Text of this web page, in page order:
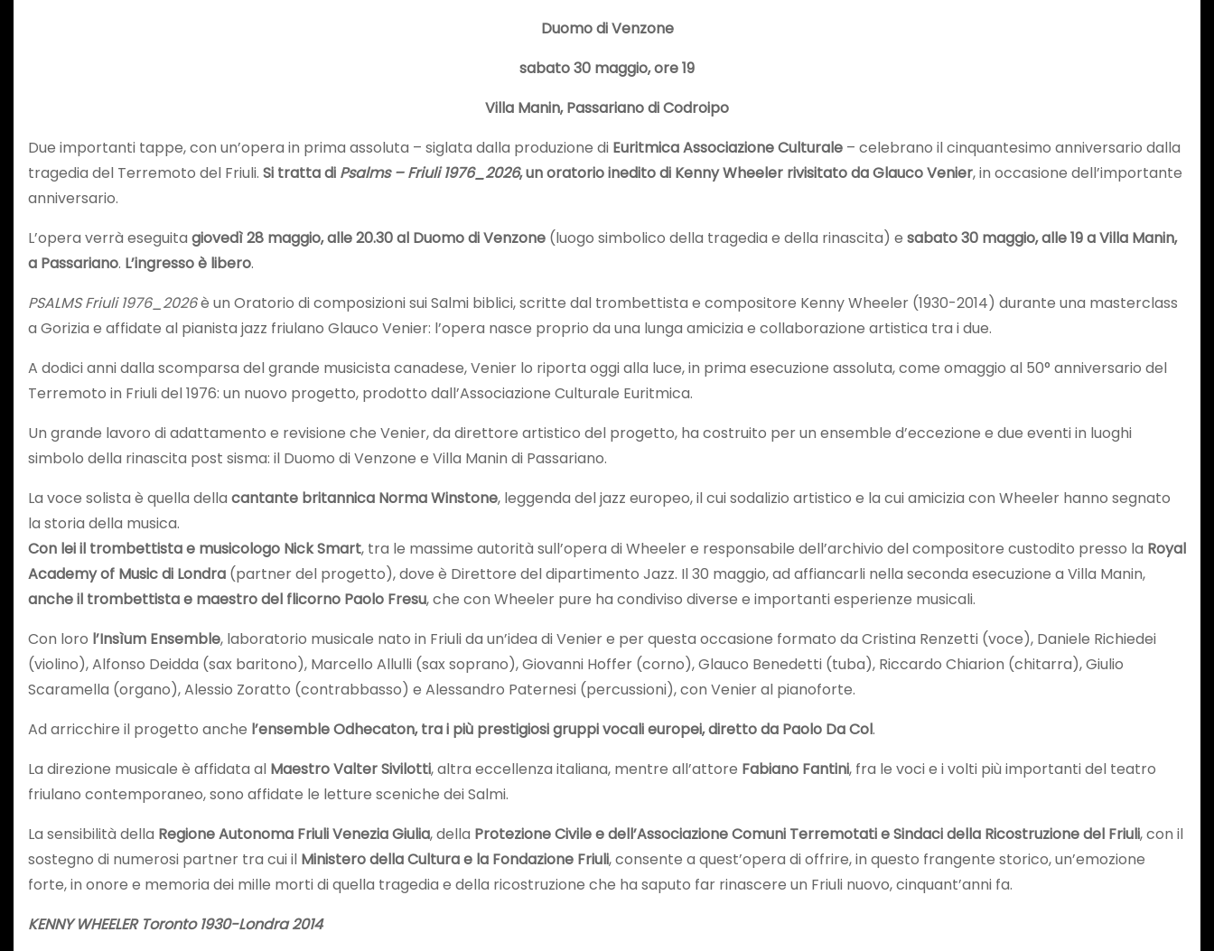
Duomo di Venzone
sabato 30 maggio, ore 19
Villa Manin, Passariano di Codroipo
Due importanti tappe, con un’opera in prima assoluta – siglata dalla produzione di Euritmica Associazione Culturale – celebrano il cinquantesimo anniversario dalla
tragedia del Terremoto del Friuli. Si tratta di Psalms – Friuli 1976_2026, un oratorio inedito di Kenny Wheeler rivisitato da Glauco Venier, in occasione dell’importante
anniversario.
L’opera verrà eseguita giovedì 28 maggio, alle 20.30 al Duomo di Venzone (luogo simbolico della tragedia e della rinascita) e sabato 30 maggio, alle 19 a Villa Manin,
a Passariano. L’ingresso è libero.
PSALMS Friuli 1976_2026è un Oratorio di composizioni sui Salmi biblici, scritte dal trombettista e compositore Kenny Wheeler (1930-2014) durante una masterclass
a Gorizia e affidate al pianista jazz friulano Glauco Venier: l’opera nasce proprio da una lunga amicizia e collaborazione artistica tra i due.
A dodici anni dalla scomparsa del grande musicista canadese, Venier lo riporta oggi alla luce, in prima esecuzione assoluta, come omaggio al 50° anniversario del
Terremoto in Friuli del 1976: un nuovo progetto, prodotto dall’Associazione Culturale Euritmica.
Un grande lavoro di adattamento e revisione che Venier, da direttore artistico del progetto, ha costruito per un ensemble d’eccezione e due eventi in luoghi
simbolo della rinascita post sisma: il Duomo di Venzone e Villa Manin di Passariano.
La voce solista è quella della cantante britannica Norma Winstone, leggenda del jazz europeo, il cui sodalizio artistico e la cui amicizia con Wheeler hanno segnato
la storia della musica.
Con lei il trombettista e musicologo Nick Smart, tra le massime autorità sull’opera di Wheeler e responsabile dell’archivio del compositore custodito presso la Royal
Academy of Music di Londra (partner del progetto), dove è Direttore del dipartimento Jazz. Il 30 maggio, ad affiancarli nella seconda esecuzione a Villa Manin,
anche il trombettista e maestro del flicorno Paolo Fresu, che con Wheeler pure ha condiviso diverse e importanti esperienze musicali.
Con loro l’Insìum Ensemble, laboratorio musicale nato in Friuli da un’idea di Venier e per questa occasione formato da Cristina Renzetti (voce), Daniele Richiedei
(violino), Alfonso Deidda (sax baritono), Marcello Allulli (sax soprano), Giovanni Hoffer (corno), Glauco Benedetti (tuba), Riccardo Chiarion (chitarra), Giulio
Scaramella (organo), Alessio Zoratto (contrabbasso) e Alessandro Paternesi (percussioni), con Venier al pianoforte.
Ad arricchire il progetto anche l’ensemble Odhecaton, tra i più prestigiosi gruppi vocali europei, diretto da Paolo Da Col.
La direzione musicale è affidata al Maestro Valter Sivilotti, altra eccellenza italiana, mentre all’attore Fabiano Fantini, fra le voci e i volti più importanti del teatro
friulano contemporaneo, sono affidate le letture sceniche dei Salmi.
La sensibilità della Regione Autonoma Friuli Venezia Giulia, della Protezione Civile e dell’Associazione Comuni Terremotati e Sindaci della Ricostruzione del Friuli, con il
sostegno di numerosi partner tra cui il Ministero della Cultura e la Fondazione Friuli, consente a quest’opera di offrire, in questo frangente storico, un’emozione
forte, in onore e memoria dei mille morti di quella tragedia e della ricostruzione che ha saputo far rinascere un Friuli nuovo, cinquant’anni fa.
KENNY WHEELER Toronto 1930-Londra 2014